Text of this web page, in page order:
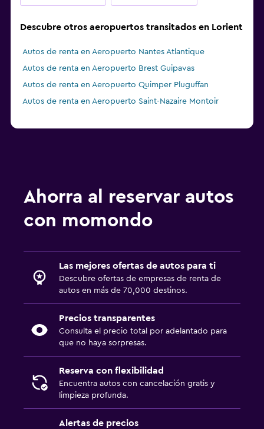
Descubre otros aeropuertos transitados en Lorient
Autos de renta en Aeropuerto Nantes Atlantique
Autos de renta en Aeropuerto Brest Guipavas
Autos de renta en Aeropuerto Quimper Pluguffan
Autos de renta en Aeropuerto Saint-Nazaire Montoir
Ahorra al reservar autos
con momondo
Las mejores ofertas de autos para ti
Descubre ofertas de empresas de renta de
autos en más de 70,000 destinos.
Precios transparentes
Consulta el precio total por adelantado para
que no haya sorpresas.
Reserva con flexibilidad
Encuentra autos con cancelación gratis y
limpieza profunda.
Alertas de precios